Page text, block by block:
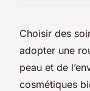
Choisir des
adopter une
peau et de
cosmétiques